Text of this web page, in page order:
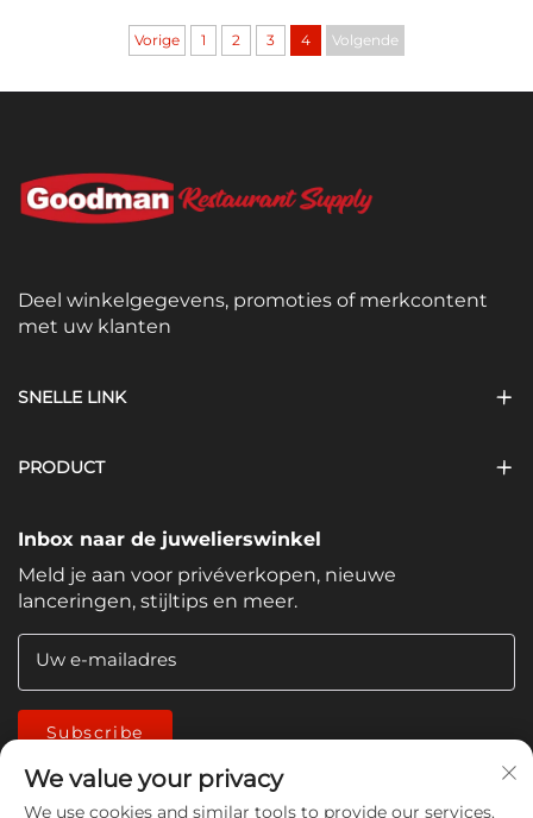
Vorige 1 2 3 4 Volgende
Deel winkelgegevens, promoties of merkcontent
met uw klanten
SNELLE LINK
PRODUCT
Inbox naar de juwelierswinkel
Meld je aan voor privéverkopen, nieuwe
lanceringen, stijltips en meer.
Uw e-mailadres
Subscribe
We value your privacy
We use cookies and similar tools to provide our services.